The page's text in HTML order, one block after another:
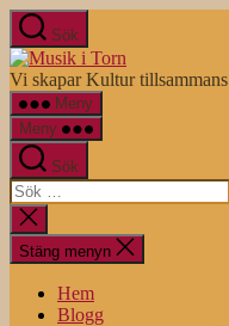
Hoppa
till
innehåll
Sök
i
Vi skapar Kultur tillsammans
Meny
Meny
Sök
Sök
efter:
Stäng
sökningen
Stäng menyn
Hem
Blogg